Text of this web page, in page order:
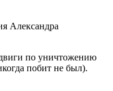
Александра
по уничтожению
побит не был).